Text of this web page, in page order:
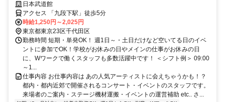
未経験歓迎！髪色・髪型・ネイルOK
日本武道館
アクセス 「九段下駅」徒歩5分
時給1,250円～2,025円
東京都東京23区千代田区
勤務時間 短期・単発OK！ 週1日～・土日だけなど空いてる日のイベ
ントに参加でOK！学校がお休みの日やメインの仕事がお休みの日
に、Wワークで働くスタッフも多数活躍中です！ ＜シフト例＞ 09:00
～1...
仕事内容 お仕事内容は あの人気アーティストに会えちゃうかも！？
都内・都内近郊で開催されるコンサート・イベントのスタッフです。
来場者のご案内・ステージ機材運搬・イベントの運営補助 etc.. さ...